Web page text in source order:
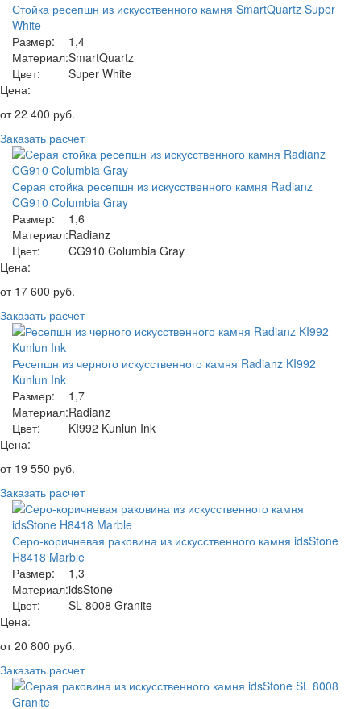
Стойка ресепшн из искусственного камня SmartQuartz Super
White
Размер:
1,4
Материал:SmartQuartz
Цвет:
Super White
Цена:
от22 400 руб.
Заказать расчет
Серая стойка ресепшн из искусственного камня Radianz
CG910 Columbia Gray
Размер:
1,6
Материал:Radianz
Цвет:
CG910 Columbia Gray
Цена:
от 17 600 руб.
Заказать расчет
Ресепшн из черного искусственного камня Radianz KI992
Kunlun Ink
Размер:
1,7
Материал:Radianz
Цвет:
KI992 Kunlun Ink
Цена:
от 19 550 руб.
Заказать расчет
Серо-коричневая раковина из искусственного камня idsStone
H8418 Marble
Размер:
1,3
Материал:idsStone
Цвет:
SL 8008 Granite
Цена:
от20 800 руб.
Заказать расчет